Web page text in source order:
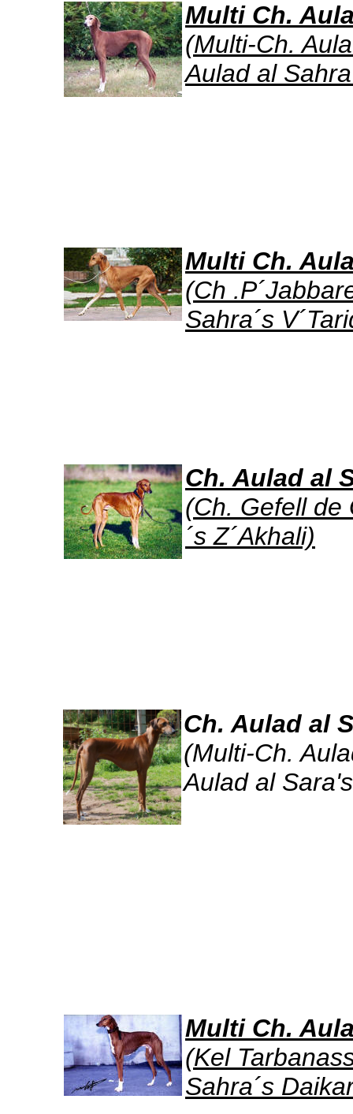
Multi Ch.
(Multi-Ch.
Aulad al
Multi Ch.
(Ch
Sahra´s
Ch. Aulad al
(Ch. Gefell de
´s Z´Akhali)
Ch. Aulad al
(Multi-Ch.
Aulad al
Multi Ch.
(Kel
Sahra´s